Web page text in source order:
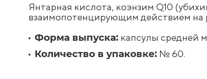
Янтарная кислота, коэнзим Q10
взаимопотенцирующим действием на
Форма выпуска: капсулы средней
Количество в упаковке: № 60.